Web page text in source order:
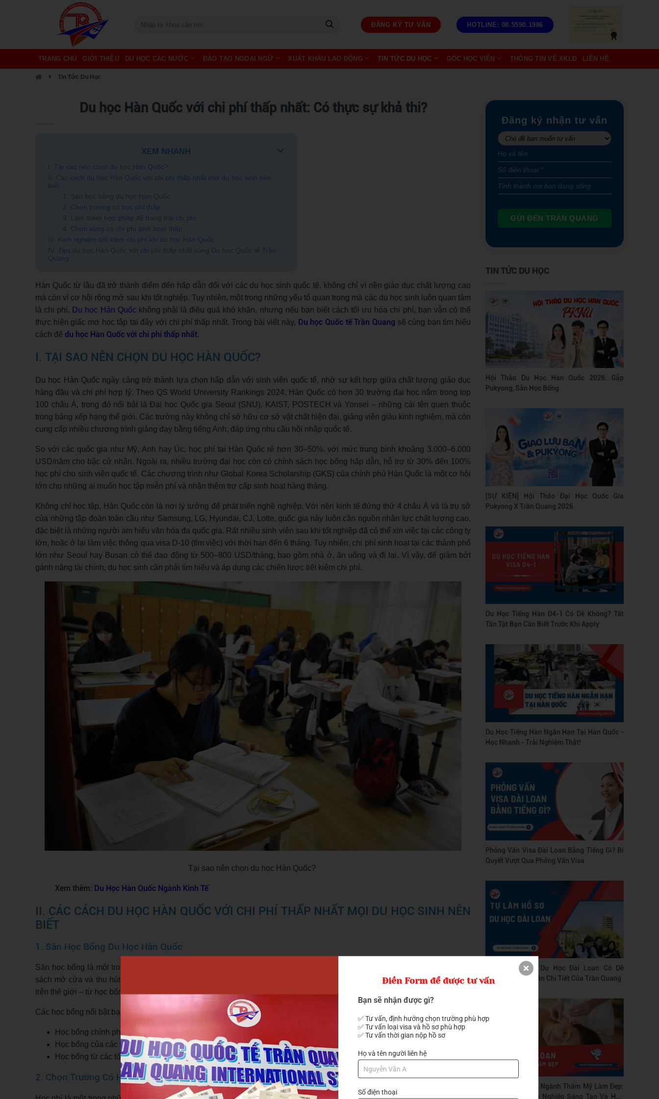
ĐĂNG KÝ TƯ VẤN HOTLINE: 08.5590.1986
TRANG CHỦ GIỚI THIỆU DU HỌC CÁC NƯỚC ĐÀO TẠO NGOẠI NGỮ XUẤT KHẨU LAO ĐỘNG TIN TỨC DU HỌC GÓC HỌC VIÊN THÔNG TIN VỀ XKLĐ LIÊN HỆ
Tin Tức Du Học
Du học Hàn Quốc với chi phí thấp nhất: Có thực sự khả thi?
XEM NHANH
I. Tại sao nên chọn du học Hàn Quốc?
II. Các cách du học Hàn Quốc với chi phí thấp nhất mọi du học sinh nên
biết
1. Săn học bổng du học Hàn Quốc
2. Chọn trường có học phí thấp
3. Làm thêm hợp pháp để trang trải chi phí
4. Chọn vùng có chi phí sinh hoạt thấp
III. Kinh nghiệm tiết kiệm chi phí khi du học Hàn Quốc
IV. Tips du học Hàn Quốc với chi phí thấp nhất cùng Du học Quốc tế Trần
Quang
Hàn Quốc từ lâu đã trở thành điểm đến hấp dẫn đối với các du học sinh quốc tế, không chỉ vì nền giáo dục chất lượng cao
mà còn vì cơ hội rộng mở sau khi tốt nghiệp. Tuy nhiên, một trong những yếu tố quan trọng mà các du học sinh luôn quan tâm
là chi phí. Du học Hàn Quốc không phải là điều quá khó khăn, nhưng nếu bạn biết cách tối ưu hóa chi phí, bạn vẫn có thể
thực hiện giấc mơ học tập tại đây với chi phí thấp nhất. Trong bài viết này, Du học Quốc tế Trần Quang sẽ cùng bạn tìm hiểu
cách để du học Hàn Quốc với chi phí thấp nhất.
I. TẠI SAO NÊN CHỌN DU HỌC HÀN QUỐC?
Du học Hàn Quốc ngày càng trở thành lựa chọn hấp dẫn với sinh viên quốc tế, nhờ sự kết hợp giữa chất lượng giáo dục
hàng đầu và chi phí hợp lý. Theo QS World University Rankings 2024, Hàn Quốc có hơn 30 trường đại học nằm trong top
100 châu Á, trong đó nổi bật là Đại học Quốc gia Seoul (SNU), KAIST, POSTECH và Yonsei – những cái tên quen thuộc
trong bảng xếp hạng thế giới. Các trường này không chỉ sở hữu cơ sở vật chất hiện đại, giảng viên giàu kinh nghiệm, mà còn
cung cấp nhiều chương trình giảng dạy bằng tiếng Anh, đáp ứng nhu cầu hội nhập quốc tế.
So với các quốc gia như Mỹ, Anh hay Úc, học phí tại Hàn Quốc rẻ hơn 30–50%, với mức trung bình khoảng 3.000–6.000
USD/năm cho bậc cử nhân. Ngoài ra, nhiều trường đại học còn có chính sách học bổng hấp dẫn, hỗ trợ từ 30% đến 100%
học phí cho sinh viên quốc tế. Các chương trình như Global Korea Scholarship (GKS) của chính phủ Hàn Quốc là một cơ hội
lớn cho những ai muốn học tập miễn phí và nhận thêm trợ cấp sinh hoạt hàng tháng.
Không chỉ học tập, Hàn Quốc còn là nơi lý tưởng để phát triển nghề nghiệp. Với nền kinh tế đứng thứ 4 châu Á và là trụ sở
của những tập đoàn toàn cầu như Samsung, LG, Hyundai, CJ, Lotte, quốc gia này luôn cần nguồn nhân lực chất lượng cao,
đặc biệt là những người am hiểu văn hóa đa quốc gia. Rất nhiều sinh viên sau khi tốt nghiệp đã có thể xin việc tại các công ty
lớn, hoặc ở lại làm việc thông qua visa D-10 (tìm việc) với thời hạn đến 6 tháng. Tuy nhiên, chi phí sinh hoạt tại các thành phố
lớn như Seoul hay Busan có thể dao động từ 500–800 USD/tháng, bao gồm nhà ở, ăn uống và đi lại. Vì vậy, để giảm bớt
gánh nặng tài chính, du học sinh cần phải tìm hiểu và áp dụng các chiến lược tiết kiệm chi phí.
Tại sao nên chọn du học Hàn Quốc?
Xem thêm: Du Học Hàn Quốc Ngành Kinh Tế
II. CÁC CÁCH DU HỌC HÀN QUỐC VỚI CHI PHÍ THẤP NHẤT MỌI DU HỌC SINH NÊN
BIẾT
1. Săn Học Bổng Du Học Hàn Quốc
Săn học bổng là một trong những chiến lược thông minh và hiệu quả nhất để giảm chi phí du học tại Hàn Quốc. Với chính
sách mở cửa và thu hút nhân tài quốc tế, mỗi năm Hàn Quốc cấp hàng ngàn suất học bổng cho sinh viên đến từ khắp nơi
trên thế giới – từ học bổng toàn phần cho đến hỗ trợ một phần học phí và sinh hoạt phí.
Các học bổng nổi bật bạn có thể tham khảo như:
Học bổng chính phủ Hàn Quốc (KGSP)
Học bổng của các trường đại học Hàn Quốc
Học bổng từ các tổ chức phi lợi nhuận
2. Chọn Trường Có Học Phí Thấp
Đăng ký nhận tư vấn
GỬI ĐẾN TRẦN QUANG
TIN TỨC DU HỌC
Hội Thảo Du Học Hàn Quốc 2026: Gặp
Pukyong, Săn Học Bổng
[SỰ KIỆN] Hội Thảo Đại Học Quốc Gia
Pukyong X Trần Quang 2026
Du Học Tiếng Hàn D4-1 Có Dễ Không? Tất
Tần Tật Bạn Cần Biết Trước Khi Apply
Du Học Tiếng Hàn Ngắn Hạn Tại Hàn Quốc -
Học Nhanh - Trải Nghiệm Thật!
Phỏng Vấn Visa Đài Loan Bằng Tiếng Gì? Bí
Quyết Vượt Qua Phỏng Vấn Visa
Tự Làm Hồ Sơ Du Học Đài Loan Có Dễ
Không? Hướng Dẫn Chi Tiết Của Trần Quang
Du Học Đài Loan Ngành Thẩm Mỹ Làm Đẹp:
Con Đường Nghề Nghiệp Sáng Tạo Và Hấp
Điền Form để được tư vấn
Bạn sẽ nhận được gì?
✅ Tư vấn, định hướng chọn trường phù hợp
✅ Tư vấn loại visa và hồ sơ phù hợp
✅ Tư vấn thời gian nộp hồ sơ
Họ và tên người liên hệ
Số điện thoại